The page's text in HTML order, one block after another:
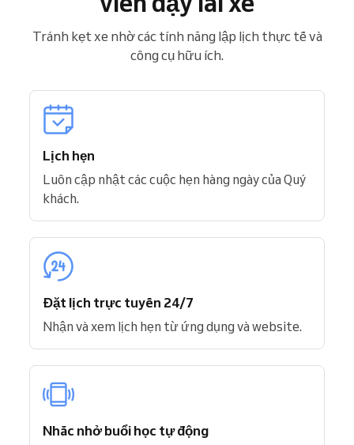
Tránh kẹt xe nhờ các tính năng lập lịch thực tế và
công cụ hữu ích.
Lịch hẹn
Luôn cập nhật các cuộc hẹn hàng ngày của Quý
khách.
Đặt lịch trực tuyến 24/7
Nhận và xem lịch hẹn từ ứng dụng và website.
Nhắc nhở buổi học tự động